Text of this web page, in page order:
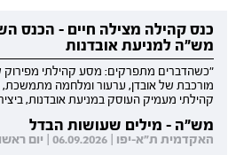
כנס קהילה מצילה חיים - הכנס
מש"ה למניעת אובדנות
"כשהדברים מתפרקים: מסע קהילתי מפירוק
מורכבת של אובדן, ערעור ומלחמה
קהילתי מעמיק העוסק במניעת אובדנות,
מש"ה - מילים שעושות הבדל
האקדמית ת"א-יפו | 06.09.2026 | יום ראשון | 09:00-16:00